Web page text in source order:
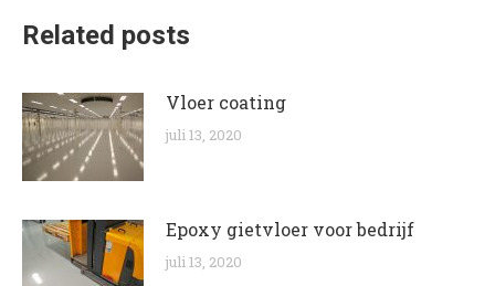
Related posts
Vloer coating
juli 13, 2020
Epoxy gietvloer voor bedrijf
juli 13, 2020